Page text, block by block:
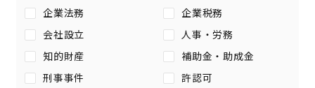
企業法務
企業税務
会社設立
人事・労務
知的財産
補助金・助成金
刑事事件
許認可